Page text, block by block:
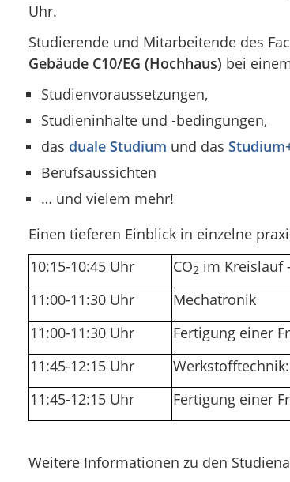
Uhr.
Studierende und Mitarbeitende des
Gebäude C10/EG (Hochhaus) bei
Studienvoraussetzungen,
Studieninhalte und -bedingungen,
das duale Studium und das
Berufsaussichten
… und vielem mehr!
Einen tieferen Einblick in einzelne
10:15-10:45 Uhr
CO2 im Kreislauf
11:00-11:30 Uhr
Mechatronik
11:00-11:30 Uhr
Fertigung einer
11:45-12:15 Uhr
11:45-12:15 Uhr
Fertigung einer
Weitere Informationen zu den